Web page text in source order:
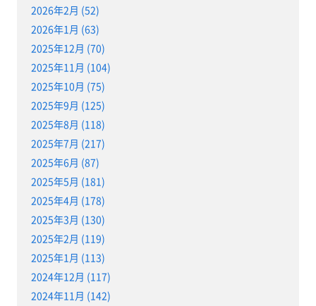
2026年2月 (52)
2026年1月 (63)
2025年12月 (70)
2025年11月 (104)
2025年10月 (75)
2025年9月 (125)
2025年8月 (118)
2025年7月 (217)
2025年6月 (87)
2025年5月 (181)
2025年4月 (178)
2025年3月 (130)
2025年2月 (119)
2025年1月 (113)
2024年12月 (117)
2024年11月 (142)